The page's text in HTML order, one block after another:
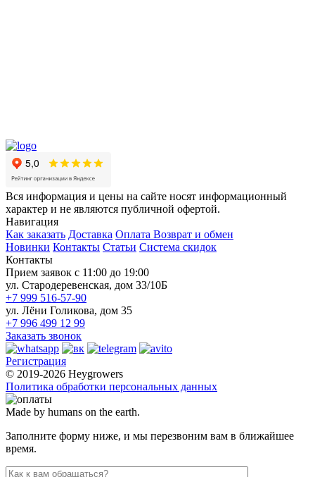
Вся информация и цены на сайте носят информационный
характер и не являются публичной офертой.
Навигация
Как заказать Доставка Оплата Возврат и обмен
Новинки Контакты Статьи Система скидок
Контакты
Прием заявок с 11:00 до 19:00
ул. Стародеревенская, дом 33/10Б
+7 999 516-57-90
ул. Лёни Голикова, дом 35
+7 996 499 12 99
Заказать звонок
Регистрация
© 2019-2026 Heygrowers
Политика обработки персональных данных
Made by humans on the earth.
Заполните форму ниже, и мы перезвоним вам в ближайшее
время.